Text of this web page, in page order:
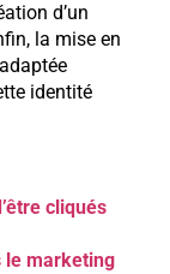
d’un
la mise en
identité
cliqués
le marketing